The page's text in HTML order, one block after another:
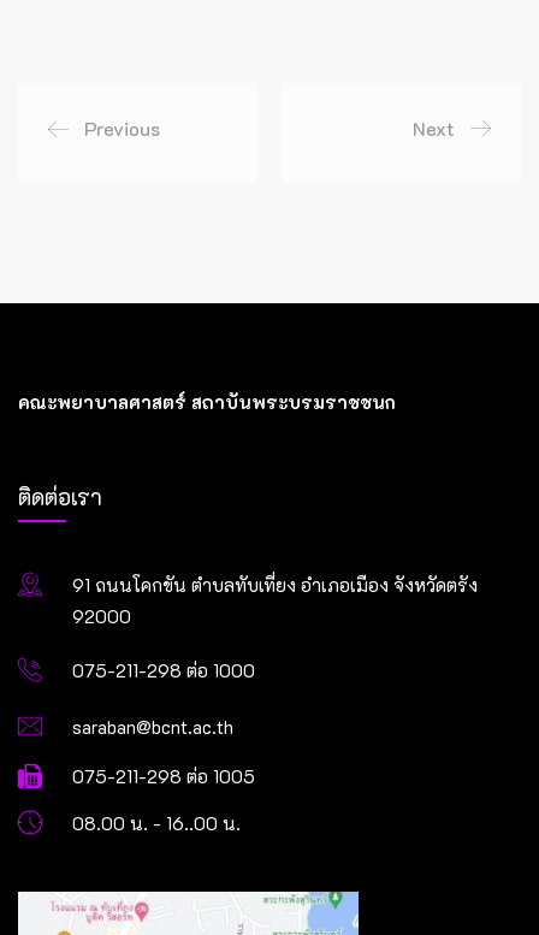
Previous Next
คณะพยาบาลศาสตร์ สถาบันพระบรมราชชนก
ติดต่อเรา
91 ถนนโคกขัน ตำบลทับเที่ยง อำเภอเมือง จังหวัดตรัง
92000
075-211-298 ต่อ 1000
saraban@bcnt.ac.th
075-211-298 ต่อ 1005
08.00 น. - 16..00 น.